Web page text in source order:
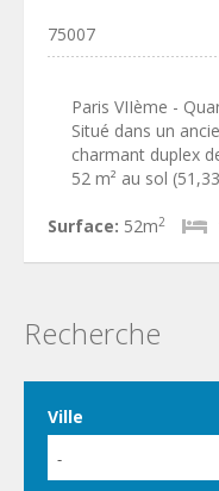
75007
Paris VIIème -
Situé dans un
charmant duplex
52 m² au sol
Surface: 52m2
Recherche
Ville
-